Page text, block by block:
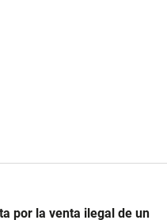
por la venta ilegal de un